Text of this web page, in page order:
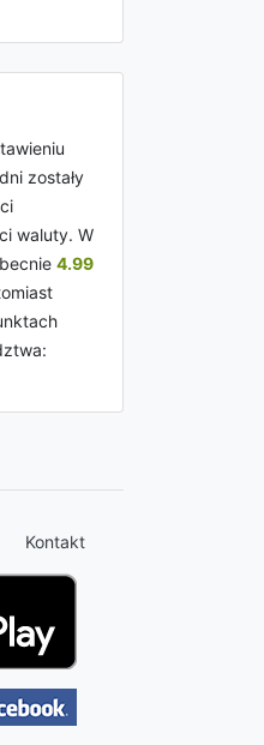
zostały
waluty. W
4.99
Kontakt